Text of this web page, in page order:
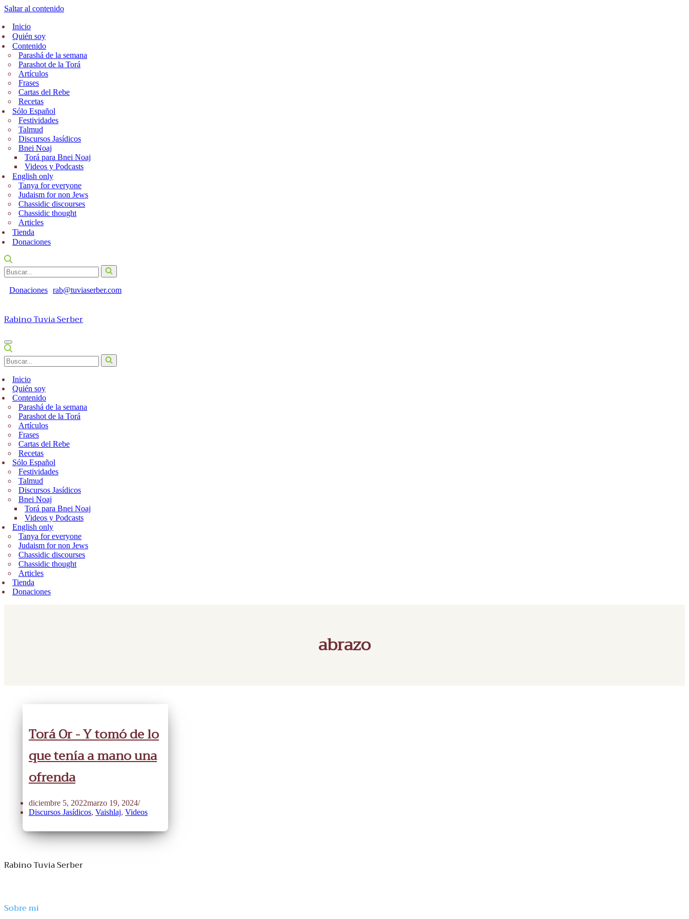
Saltar al contenido
Inicio
Quién soy
Contenido
Parashá de la semana
Parashot de la Torá
Artículos
Frases
Cartas del Rebe
Recetas
Sólo Español
Festividades
Talmud
Discursos Jasídicos
Bnei Noaj
Torá para Bnei Noaj
Videos y Podcasts
English only
Tanya for everyone
Judaism for non Jews
Chassidic discourses
Chassidic thought
Articles
Tienda
Donaciones
Buscar...
Donaciones rab@tuviaserber.com
Rabino Tuvia Serber
Menú
de
navegación
Buscar...
Inicio
Quién soy
Contenido
Parashá de la semana
Parashot de la Torá
Artículos
Frases
Cartas del Rebe
Recetas
Sólo Español
Festividades
Talmud
Discursos Jasídicos
Bnei Noaj
Torá para Bnei Noaj
Videos y Podcasts
English only
Tanya for everyone
Judaism for non Jews
Chassidic discourses
Chassidic thought
Articles
Tienda
Donaciones
abrazo
Torá Or - Y tomó de lo
que tenía a mano una
ofrenda
diciembre 5, 2022marzo 19, 2024
Discursos Jasídicos, Vaishlaj, Videos
Rabino Tuvia Serber
Sobre mi